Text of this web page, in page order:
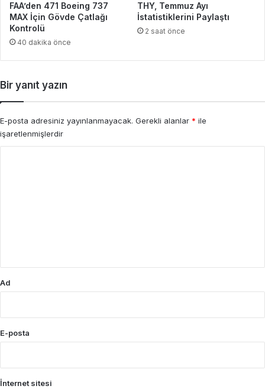
FAA’den 471 Boeing 737
MAX İçin Gövde Çatlağı
Kontrolü
40 dakika önce
THY, Temmuz Ayı
İstatistiklerini Paylaştı
2 saat önce
Bir yanıt yazın
E-posta adresiniz yayınlanmayacak. Gerekli alanlar * ile
işaretlenmişlerdir
Ad
E-posta
İnternet sitesi